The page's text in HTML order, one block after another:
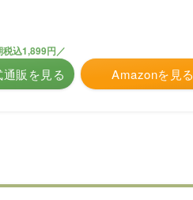
Amazonを見る
込1,899円／
販を見る